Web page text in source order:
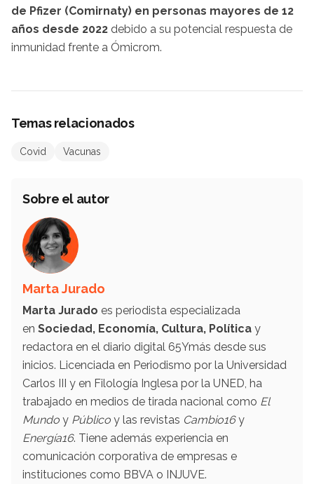
de Pfizer (Comirnaty) en personas mayores de 12
años desde 2022 debido a su potencial respuesta de
inmunidad frente a Ómicrom.
Temas relacionados
Covid Vacunas
Sobre el autor
Marta Jurado
Marta Jurado es periodista especializada
en Sociedad, Economía, Cultura, Política y
redactora en el diario digital 65Ymás desde sus
inicios. Licenciada en Periodismo por la Universidad
Carlos III y en Filología Inglesa por la UNED, ha
trabajado en medios de tirada nacional como El
Mundo y Público y las revistas Cambio16y
Energía16. Tiene además experiencia en
comunicación corporativa de empresas e
instituciones como BBVA o INJUVE.